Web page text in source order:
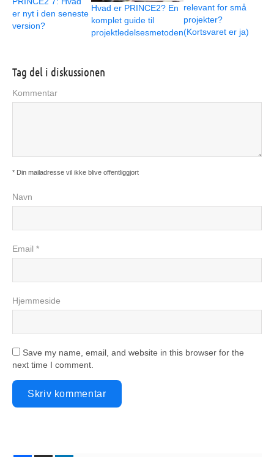
er nyt i den seneste
version?
Hvad er PRINCE2? En
komplet guide til
projektledelsesmetoden
relevant for små
projekter?
(Kortsvaret er ja)
Tag del i diskussionen
Kommentar
* Din mailadresse vil ikke blive offentliggjort
Navn
Email *
Hjemmeside
Save my name, email, and website in this browser for the
next time I comment.